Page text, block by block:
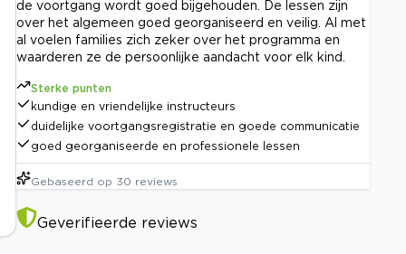
de voortgang wordt goed bijgehouden. De lessen zijn
over het algemeen goed georganiseerd en veilig. Al met
al voelen families zich zeker over het programma en
waarderen ze de persoonlijke aandacht voor elk kind.
Sterke punten
kundige en vriendelijke instructeurs
duidelijke voortgangsregistratie en goede communicatie
goed georganiseerde en professionele lessen
Gebaseerd op 30 reviews
Geverifieerde reviews